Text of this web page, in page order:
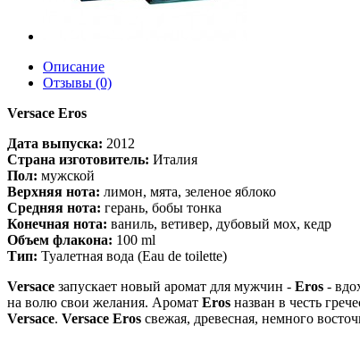
Описание
Отзывы (0)
Versace Eros
Дата выпуска: 2012
Страна изготовитель: Италия
Пол: мужской
Верхняя нота: лимон, мята, зеленое яблоко
Средняя нота: герань, бобы тонка
Конечная нота: ваниль, ветивер, дубовый мох, кедр
Объем флакона: 100 ml
Тип: Туалетная вода (Eau de toilette)
Versace запускает новый аромат для мужчин - Eros -
на волю свои желания. Аромат Eros назван в честь
Versace. Versace Eros свежая, древесная, немного